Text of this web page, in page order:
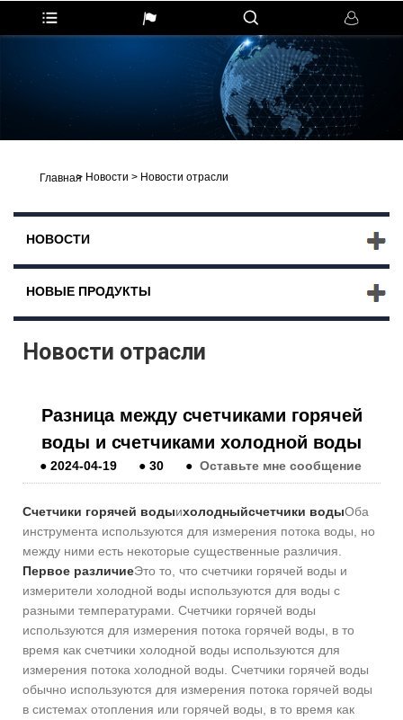
Главная
> Новости > Новости отрасли
НОВОСТИ
НОВЫЕ ПРОДУКТЫ
Новости отрасли
Разница между счетчиками горячей
воды и счетчиками холодной воды
●2024-04-19 ●30 ● Оставьте мне сообщение
Счетчики горячей водыихолодныйсчетчики водыОба
инструмента используются для измерения потока воды, но
между ними есть некоторые существенные различия.
Первое различиеЭто то, что счетчики горячей воды и
измерители холодной воды используются для воды с
разными температурами. Счетчики горячей воды
используются для измерения потока горячей воды, в то
время как счетчики холодной воды используются для
измерения потока холодной воды. Счетчики горячей воды
обычно используются для измерения потока горячей воды
в системах отопления или горячей воды, в то время как